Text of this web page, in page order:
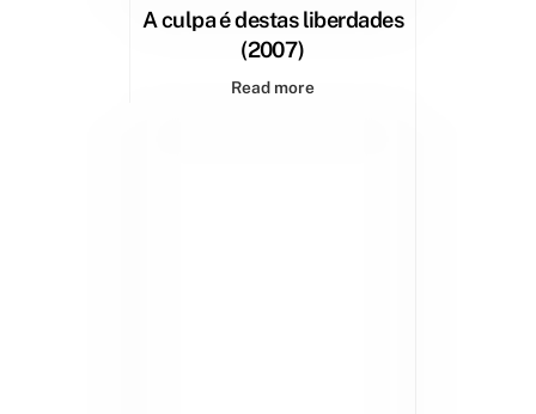
A culpa é destas liberdades
(2007)
Read more